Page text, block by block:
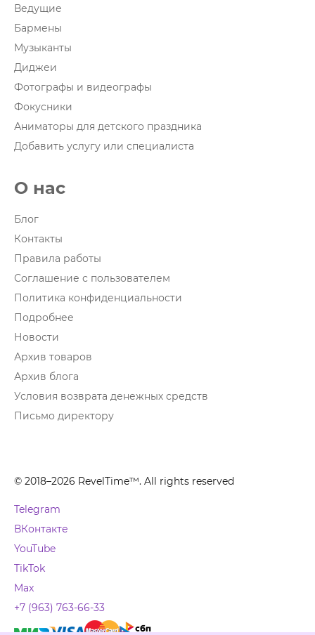
Ведущие
Бармены
Музыканты
Диджеи
Фотографы и видеографы
Фокусники
Аниматоры для детского праздника
Добавить услугу или специалиста
О нас
Блог
Контакты
Правила работы
Соглашение с пользователем
Политика конфиденциальности
Подробнее
Новости
Архив товаров
Архив блога
Условия возврата денежных средств
Письмо директору
© 2018–2026 RevelTime™. All rights reserved
Telegram
ВКонтакте
YouTube
TikTok
Max
+7 (963) 763-66-33